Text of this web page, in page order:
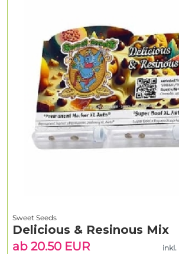
Sweet Seeds
Delicious & Resinous Mix
ab 20.50 EUR
inkl.